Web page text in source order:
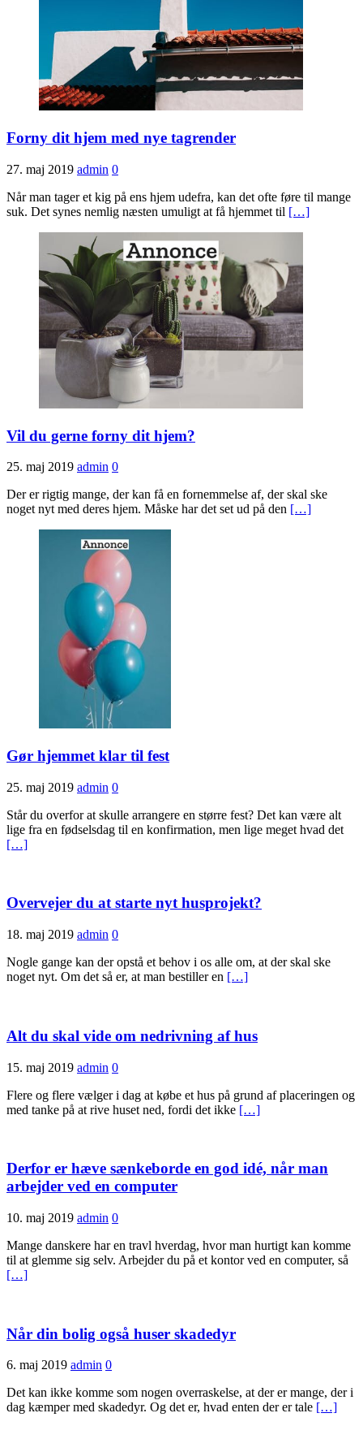
Forny dit hjem med nye tagrender
27. maj 2019 admin 0
Når man tager et kig på ens hjem udefra, kan det ofte føre til mange
suk. Det synes nemlig næsten umuligt at få hjemmet til […]
Vil du gerne forny dit hjem?
25. maj 2019 admin 0
Der er rigtig mange, der kan få en fornemmelse af, der skal ske
noget nyt med deres hjem. Måske har det set ud på den […]
Gør hjemmet klar til fest
25. maj 2019 admin 0
Står du overfor at skulle arrangere en større fest? Det kan være alt
lige fra en fødselsdag til en konfirmation, men lige meget hvad det
[…]
Overvejer du at starte nyt husprojekt?
18. maj 2019 admin 0
Nogle gange kan der opstå et behov i os alle om, at der skal ske
noget nyt. Om det så er, at man bestiller en […]
Alt du skal vide om nedrivning af hus
15. maj 2019 admin 0
Flere og flere vælger i dag at købe et hus på grund af placeringen og
med tanke på at rive huset ned, fordi det ikke […]
Derfor er hæve sænkeborde en god idé, når man
arbejder ved en computer
10. maj 2019 admin 0
Mange danskere har en travl hverdag, hvor man hurtigt kan komme
til at glemme sig selv. Arbejder du på et kontor ved en computer, så
[…]
Når din bolig også huser skadedyr
6. maj 2019 admin 0
Det kan ikke komme som nogen overraskelse, at der er mange, der i
dag kæmper med skadedyr. Og det er, hvad enten der er tale […]